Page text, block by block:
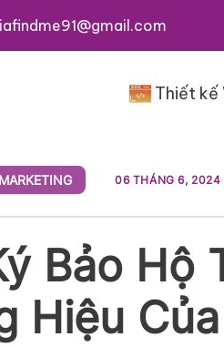
Thiết kế
06 THÁNG 6, 2024
Bảo Hộ
Hiệu